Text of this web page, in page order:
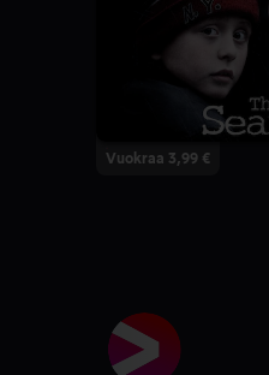
Vuokraa 3,99 €